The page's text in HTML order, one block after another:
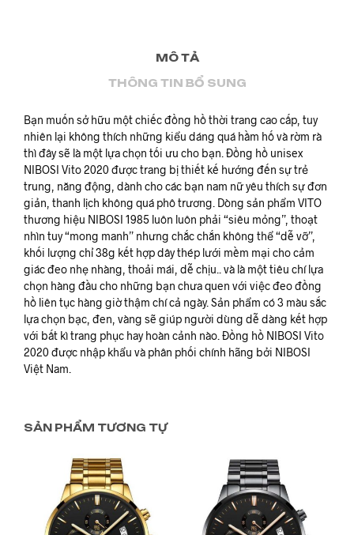
MÔ TẢ
THÔNG TIN BỔ SUNG
Bạn muốn sở hữu một chiếc đồng hồ thời trang cao cấp, tuy
nhiên lại không thích những kiểu dáng quá hầm hố và rờm rà
thì đây sẽ là một lựa chọn tối ưu cho bạn. Đồng hồ unisex
NIBOSI Vito 2020 được trang bị thiết kế hướng đến sự trẻ
trung, năng động, dành cho các bạn nam nữ yêu thích sự đơn
giản, thanh lịch không quá phô trương. Dòng sản phẩm VITO
thương hiệu NIBOSI 1985 luôn luôn phải “siêu mỏng”, thoạt
nhìn tuy “mong manh” nhưng chắc chắn không thể “dễ vỡ”,
khối lượng chỉ 38g kết hợp dây thép lưới mềm mại cho cảm
giác đeo nhẹ nhàng, thoải mái, dễ chịu.. và là một tiêu chí lựa
chọn hàng đầu cho những bạn chưa quen với việc đeo đồng
hồ liên tục hàng giờ thậm chí cả ngày. Sản phẩm có 3 màu sắc
lựa chọn bạc, đen, vàng sẽ giúp người dùng dễ dàng kết hợp
với bất kì trang phục hay hoàn cảnh nào. Đồng hồ NIBOSI Vito
2020 được nhập khẩu và phân phối chính hãng bởi NIBOSI
Việt Nam.
SẢN PHẨM TƯƠNG TỰ